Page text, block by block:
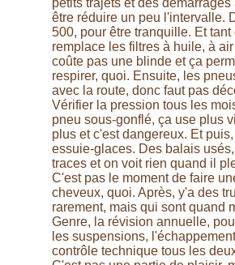
petits trajets et des démarrages
être réduire un peu l'intervalle.
500, pour être tranquille. Et tant
remplace les filtres à huile, à
coûte pas une blinde et ça
respirer, quoi. Ensuite, les
avec la route, donc faut pas
Vérifier la pression tous les
pneu sous-gonflé, ça use plus
plus et c'est dangereux. Et
essuie-glaces. Des balais
traces et on voit rien quand il
C'est pas le moment de faire
cheveux, quoi. Après, y'a des
rarement, mais qui sont quand
Genre, la révision annuelle,
les suspensions,
contrôle technique tous les